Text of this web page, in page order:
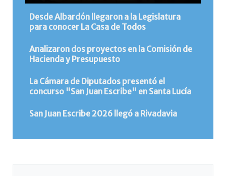
Desde Albardón llegaron a la Legislatura
para conocer La Casa de Todos
Analizaron dos proyectos en la Comisión de
Hacienda y Presupuesto
La Cámara de Diputados presentó el
concurso "San Juan Escribe" en Santa Lucía
San Juan Escribe 2026 llegó a Rivadavia